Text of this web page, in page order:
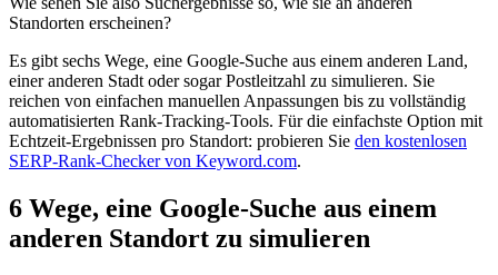
Standorten erscheinen?
Es gibt sechs Wege, eine Google-Suche aus einem anderen Land,
einer anderen Stadt oder sogar Postleitzahl zu simulieren. Sie
reichen von einfachen manuellen Anpassungen bis zu vollständig
automatisierten Rank-Tracking-Tools. Für die einfachste Option mit
Echtzeit-Ergebnissen pro Standort: probieren Sie den kostenlosen
SERP-Rank-Checker von Keyword.com.
6 Wege, eine Google-Suche aus einem
anderen Standort zu simulieren